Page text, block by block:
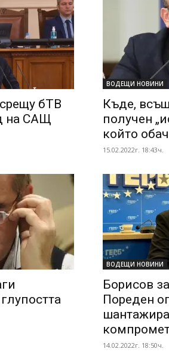
бТВ
на САЩ
ВОДЕЩИ НОВИНИ
Къде,
получен
който
15.02.2022г. 18:43ч.
ВОДЕЩИ НОВИНИ
Борисов
Пореден
14.02.2022г. 18:50ч.